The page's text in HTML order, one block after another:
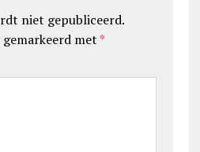
niet gepubliceerd.
met *